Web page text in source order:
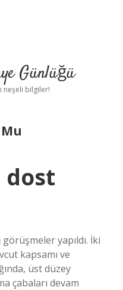
Günlüğü
neşeli bilgiler!
dost
yapıldı. İki
kapsamı ve
üst düzey
çabaları devam